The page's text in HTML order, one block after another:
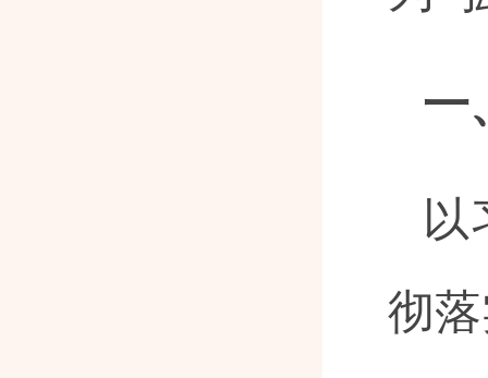
一
以
彻